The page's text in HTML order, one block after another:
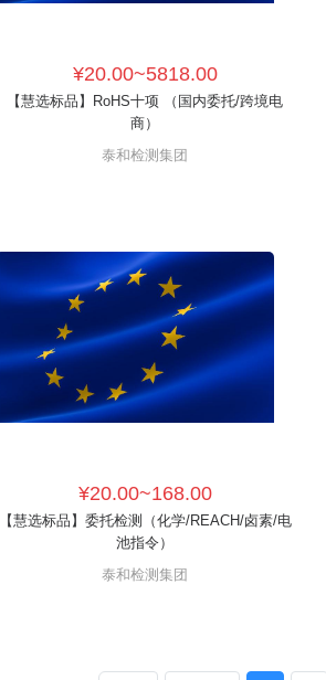
¥20.00~5818.00
【慧选标品】RoHS十项 （国内委托/跨境电
商）
泰和检测集团
¥20.00~168.00
【慧选标品】委托检测（化学/REACH/卤素/电
池指令）
泰和检测集团